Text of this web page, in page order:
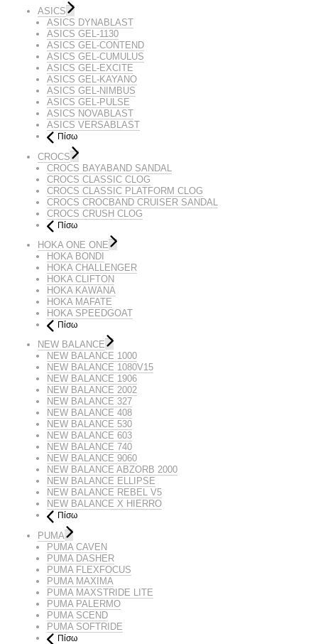
ASICS
ASICS DYNABLAST
ASICS GEL-1130
ASICS GEL-CONTEND
ASICS GEL-CUMULUS
ASICS GEL-EXCITE
ASICS GEL-KAYANO
ASICS GEL-NIMBUS
ASICS GEL-PULSE
ASICS NOVABLAST
ASICS VERSABLAST
Πίσω
CROCS
CROCS BAYABAND SANDAL
CROCS CLASSIC CLOG
CROCS CLASSIC PLATFORM CLOG
CROCS CROCBAND CRUISER SANDAL
CROCS CRUSH CLOG
Πίσω
HOKA ONE ONE
HOKA BONDI
HOKA CHALLENGER
HOKA CLIFTON
HOKA KAWANA
HOKA MAFATE
HOKA SPEEDGOAT
Πίσω
NEW BALANCE
NEW BALANCE 1000
NEW BALANCE 1080V15
NEW BALANCE 1906
NEW BALANCE 2002
NEW BALANCE 327
NEW BALANCE 408
NEW BALANCE 530
NEW BALANCE 603
NEW BALANCE 740
NEW BALANCE 9060
NEW BALANCE ABZORB 2000
NEW BALANCE ELLIPSE
NEW BALANCE REBEL V5
NEW BALANCE X HIERRO
Πίσω
PUMA
PUMA CAVEN
PUMA DASHER
PUMA FLEXFOCUS
PUMA MAXIMA
PUMA MAXSTRIDE LITE
PUMA PALERMO
PUMA SCEND
PUMA SOFTRIDE
Πίσω